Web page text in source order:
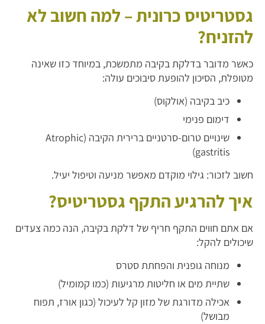
גסטריטיס כרונית – למה חשוב לא
להזניח?
כאשר מדובר בדלקת בקיבה מתמשכת, במיוחד כזו שאינה
מטופלת, הסיכון להופעת סיבוכים עולה:
כיב בקיבה (אולקוס)
דימום פנימי
שינויים טרום-סרטניים ברירית הקיבה (Atrophic
gastritis)
חשוב לזכור: גילוי מוקדם מאפשר מניעה וטיפול יעיל.
איך להרגיע התקף גסטריטיס?
אם אתם חווים התקף חריף של דלקת בקיבה, הנה כמה צעדים
שיכולים להקל:
מנוחה גופנית והפחתת סטרס
שתיית מים או חליטות מרגיעות (כמו קמומיל)
אכילה מדורגת של מזון קל לעיכול (כגון אורז, תפוח
מבושל)